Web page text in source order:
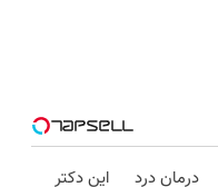
درمان درد این دکتر